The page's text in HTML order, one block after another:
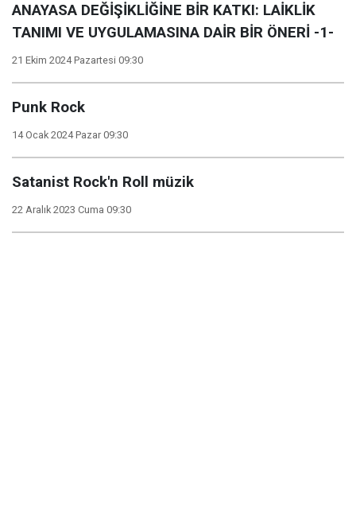
ANAYASA DEĞİŞİKLİĞİNE BİR KATKI: LAİKLİK
TANIMI VE UYGULAMASINA DAİR BİR ÖNERİ -1-
21 Ekim 2024 Pazartesi 09:30
Punk Rock
14 Ocak 2024 Pazar 09:30
Satanist Rock'n Roll müzik
22 Aralık 2023 Cuma 09:30